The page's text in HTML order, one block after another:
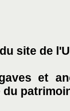
site de
et